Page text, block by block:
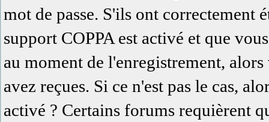
mot de passe. S'ils ont correctement
support COPPA est activé et que
au moment de l'enregistrement,
avez reçues. Si ce n'est pas le cas,
activé ? Certains forums requièrent